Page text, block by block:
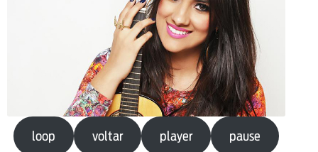
loop voltar player pause